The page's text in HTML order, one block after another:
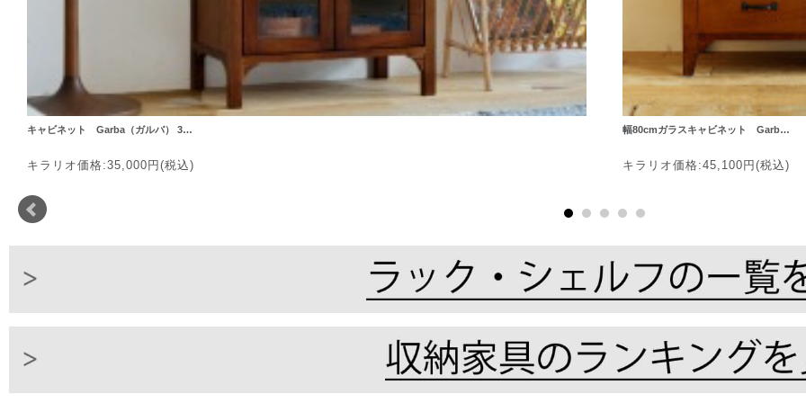
キャビネット Garba（ガルバ） 3…
キラリオ価格:35,000円(税込)
幅80cmガラスキャビネット Garb…
キラリオ価格:45,100円(税込)